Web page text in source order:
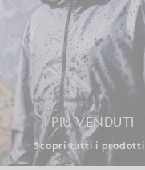
I PIÙ VENDUTI
Scopri tutti i prodotti